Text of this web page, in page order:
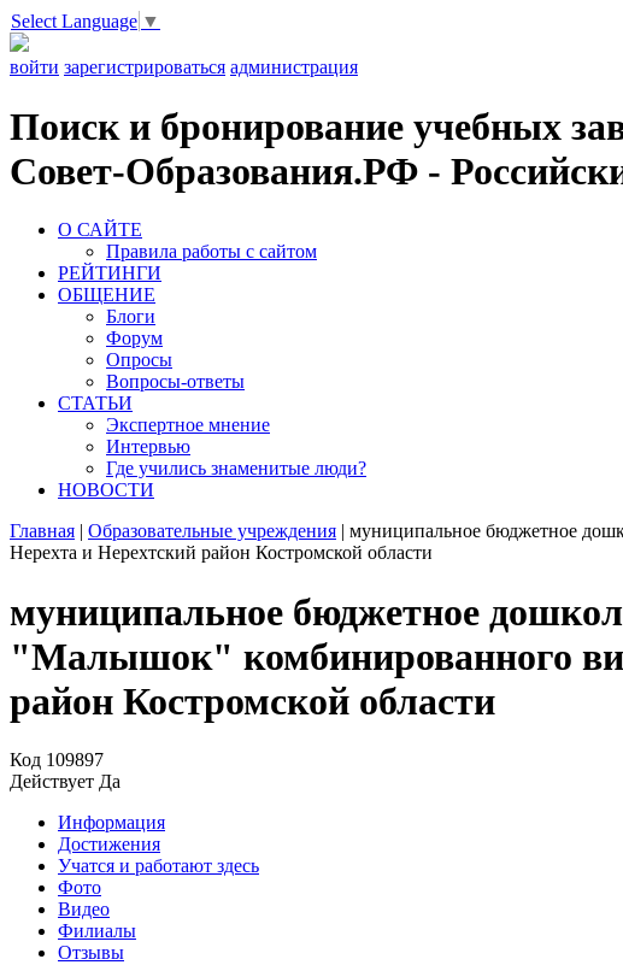
Select Language ▼
войти зарегистрироваться администрация
Поиск и бронирование учебных
Совет-Образования.РФ -
О САЙТЕ
Правила работы с сайтом
РЕЙТИНГИ
ОБЩЕНИЕ
Блоги
Форум
Опросы
Вопросы-ответы
СТАТЬИ
Экспертное мнение
Интервью
Где учились знаменитые люди?
НОВОСТИ
Главная | Образовательные учреждения | муниципальное бюджетное
Нерехта и Нерехтский район Костромской области
муниципальное бюджетное
"Малышок" комбинированного
район Костромской области
Код 109897
Действует Да
Информация
Достижения
Учатся и работают здесь
Фото
Видео
Филиалы
Отзывы